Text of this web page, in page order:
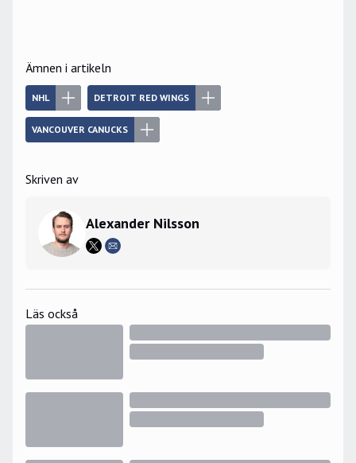
Ämnen i artikeln
NHL DETROIT RED WINGS
VANCOUVER CANUCKS
Skriven av
Alexander Nilsson
Läs också